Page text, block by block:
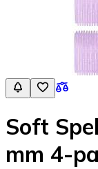
Soft
mm 4-